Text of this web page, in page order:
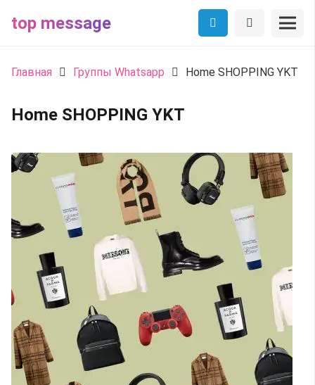
top message
Главная Группы Whatsapp Home SHOPPING YKT
Home SHOPPING YKT